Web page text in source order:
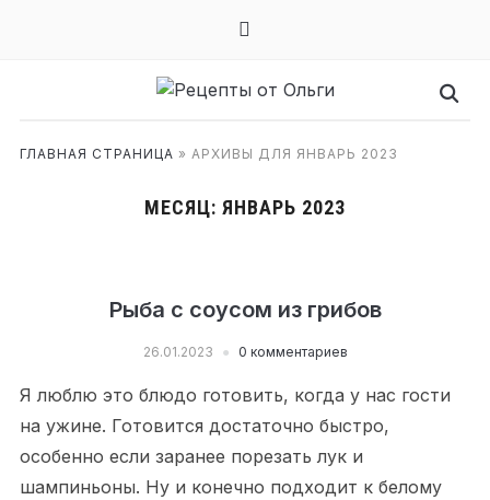
mail
ГЛАВНАЯ СТРАНИЦА » АРХИВЫ ДЛЯ ЯНВАРЬ 2023
МЕСЯЦ: ЯНВАРЬ 2023
Рыба с соусом из грибов
26.01.2023 0 комментариев
Я люблю это блюдо готовить, когда у нас гости
на ужине. Готовится достаточно быстро,
особенно если заранее порезать лук и
шампиньоны. Ну и конечно подходит к белому